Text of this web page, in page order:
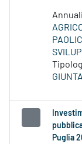
GIUNTA
Puglia